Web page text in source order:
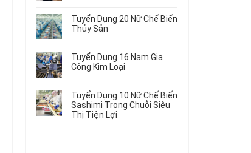
Tô
Máy
Chi
Tiết
Nhật
Mới
Nhất
Du
Học
Singapore
Tập
Hưởng
Lương
có
bình
luận
Trung
Tâm
Tư
Việc
Làm
Nhật
2024
Tuyển Dụng 20 Nữ Chế Biến
Thủy Sản
có
bình
luận
Tuyển
Dụng
20
Nữ
Tuyển Dụng 16 Nam Gia
Công Kim Loại
có
bình
luận
ở
Tuyển Dụng 10 Nữ Chế Biến
Sashimi Trong Chuỗi Siêu
Thị Tiện Lợi